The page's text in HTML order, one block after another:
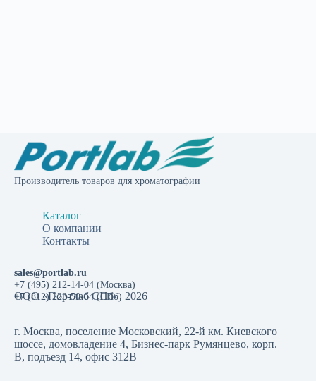
Производитель товаров для хроматографии
Каталог
О компании
Контакты
sales@portlab.ru
+7 (495) 212-14-04 (Москва)
+7 (812) 223-50-64 (СПб)
ООО «Портлаб СПб», 2026
г. Москва, поселение Московский, 22-й км. Киевского
шоссе, домовладение 4, Бизнес-парк Румянцево, корп.
В, подъезд 14, офис 312В